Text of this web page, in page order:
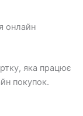
онлайн
яка працює
покупок.